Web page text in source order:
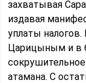
захватывая
издавая
уплаты налогов.
Царицыным и в
атамана. С